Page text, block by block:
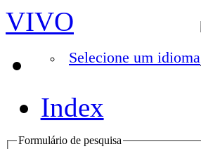
VIVO
Selecione um idioma
Index
Formulário de pesquisa